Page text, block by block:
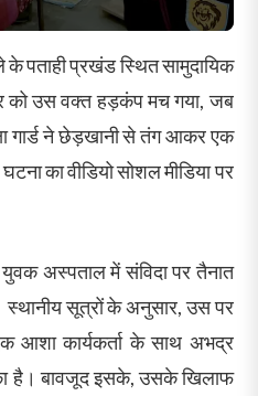
के पताही प्रखंड स्थित सामुदायिक
को उस वक्त हड़कंप मच गया, जब
गार्ड ने छेड़खानी से तंग आकर एक
का वीडियो सोशल मीडिया पर
युवक अस्पताल में संविदा पर तैनात
सूत्रों के अनुसार, उस पर
आशा कार्यकर्ता के साथ अभद्र
है। बावजूद इसके, उसके खिलाफ